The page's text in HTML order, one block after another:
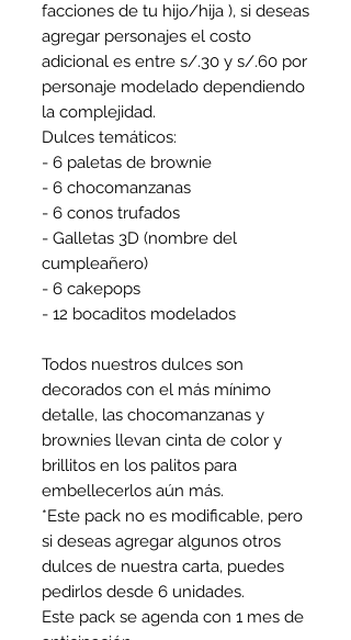
facciones de tu hijo/hija ), si deseas
agregar personajes el costo
adicional es entre s/.30 y s/.60 por
personaje modelado dependiendo
la complejidad.
Dulces temáticos:
- 6 paletas de brownie
- 6 chocomanzanas
- 6 conos trufados
- Galletas 3D (nombre del
cumpleañero)
- 6 cakepops
- 12 bocaditos modelados
Todos nuestros dulces son
decorados con el más mínimo
detalle, las chocomanzanas y
brownies llevan cinta de color y
brillitos en los palitos para
embellecerlos aún más.
*Este pack no es modificable, pero
si deseas agregar algunos otros
dulces de nuestra carta, puedes
pedirlos desde 6 unidades.
Este pack se agenda con 1 mes de